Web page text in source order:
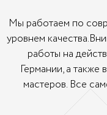
Мы работаем по
уровнем
работы на
Германии, а также
мастеров. Все